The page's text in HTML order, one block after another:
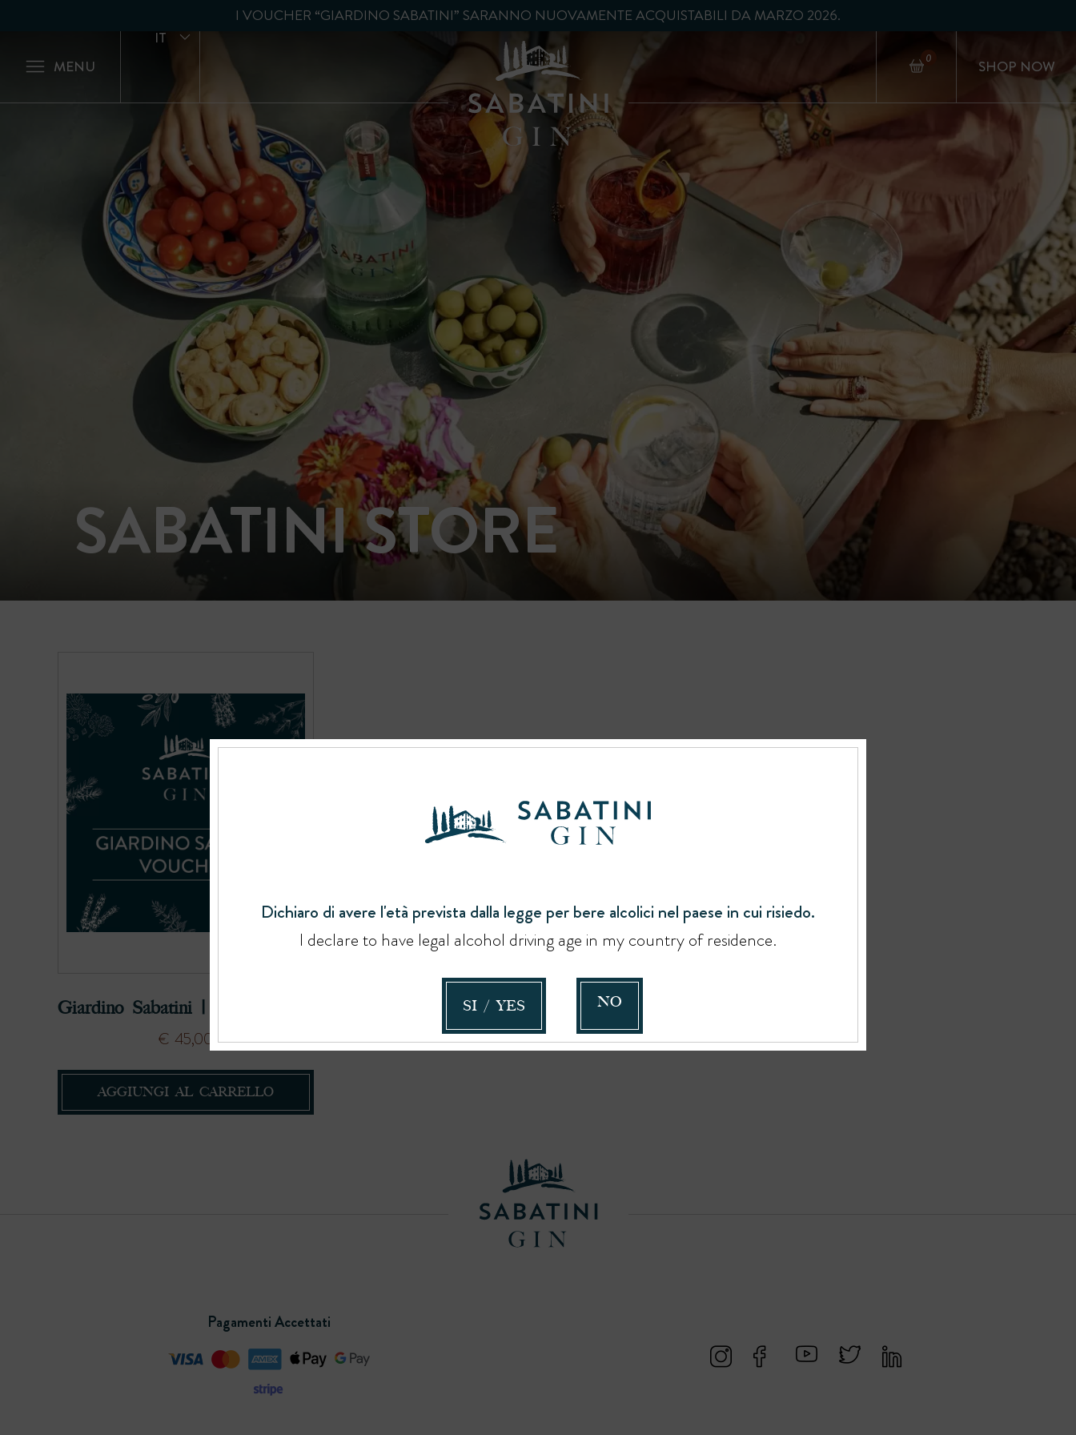
I VOUCHER “GIARDINO SABATINI” SARANNO NUOVAMENTE ACQUISTABILI DA MARZO 2026.
MENU
IT
0 SHOP NOW
SABATINI STORE
Giardino Sabatini | Voucher
€ 45,00
AGGIUNGI AL CARRELLO
Pagamenti Accettati
Dichiaro di avere l'età prevista dalla legge per bere alcolici nel paese in cui risiedo.
I declare to have legal alcohol driving age in my country of residence.
SI / YES NO